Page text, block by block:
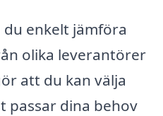
enkelt jämföra
olika leverantörer
att du kan välja
passar dina behov